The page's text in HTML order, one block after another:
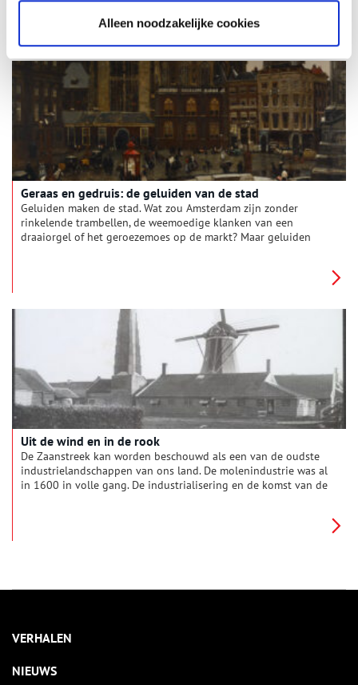
Alleen noodzakelijke cookies
kent iedereen: Sinterklaas komt uit Spanje en vaart op een
Geraas en gedruis: de geluiden van de stad
Geluiden maken de stad. Wat zou Amsterdam zijn zonder
rinkelende trambellen, de weemoedige klanken van een
draaiorgel of het geroezemoes op de markt? Maar geluiden
Uit de wind en in de rook
De Zaanstreek kan worden beschouwd als een van de oudste
industrielandschappen van ons land. De molenindustrie was al
in 1600 in volle gang. De industrialisering en de komst van de
VERHALEN
NIEUWS